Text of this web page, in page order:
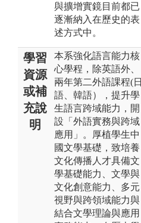
與擴增實鏡目前都已
逐漸納入在歷史的表
述方式中。
學習
資源
或補
充說
明
本系強化語言能力核
心學程，除英語外、
兩年第二外語課程(日
語、韓語），提升學
生語言跨域能力，開
設「外語實務與跨域
應用」。厚植學生中
國文學基礎，致培養
文化傳播人才具備文
學基礎能力、文學與
文化創意能力、多元
視野與跨領域能力與
結合文學理論與應用